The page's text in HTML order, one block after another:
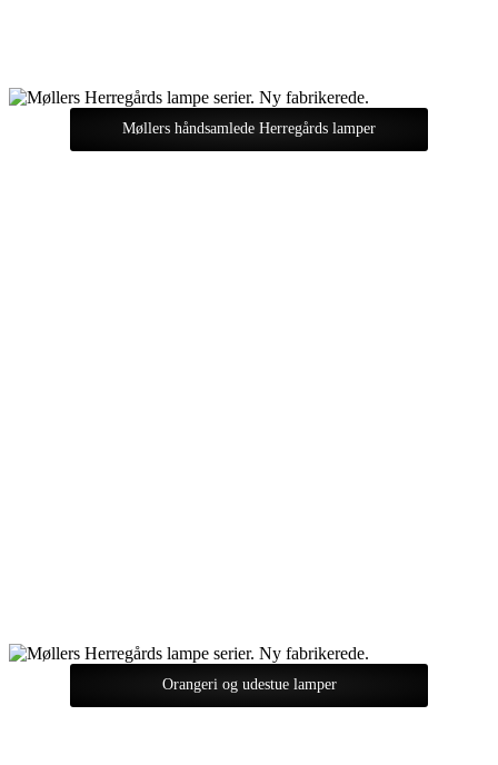
Møllers håndsamlede Herregårds lamper
Orangeri og udestue lamper